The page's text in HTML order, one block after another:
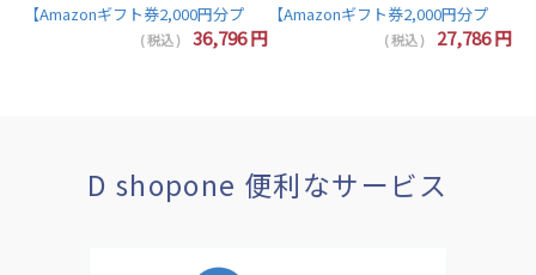
【Amazonギフト券2,000円分プレゼント】東芝 レグザ テレビ 32インチ
( 税込 ) 36,796円 ( 税込 ) 27,786円
D shopone 便利なサービス